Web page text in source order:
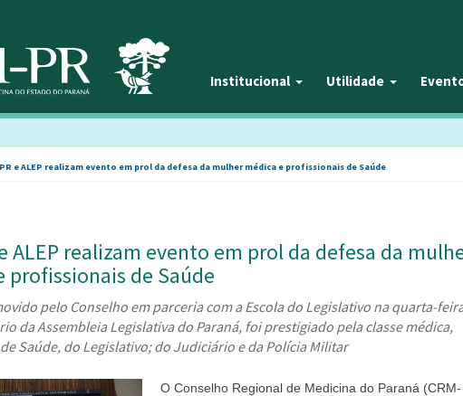
Institucional Utilidade
PR e ALEP realizam evento em prol da defesa da mulher médica e profissionais de Saúde
e ALEP realizam evento em prol da defesa da
profissionais de Saúde
pelo Conselho em parceria com a Escola do Legislativo na quarta-
da Assembleia Legislativa do Paraná, foi prestigiado pela classe médica,
Saúde, do Legislativo; do Judiciário e da Polícia Militar
O Conselho Regional de Medicina do Paraná (CRM-